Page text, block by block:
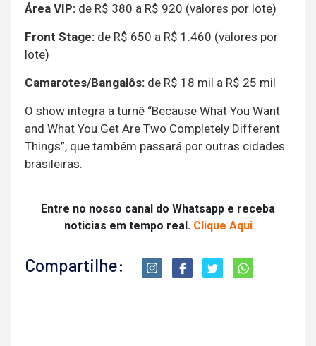
Área VIP: de R$ 380 a R$ 920 (valores por lote)
Front Stage: de R$ 650 a R$ 1.460 (valores por
lote)
Camarotes/Bangalôs: de R$ 18 mil a R$ 25 mil
O show integra a turnê “Because What You Want
and What You Get Are Two Completely Different
Things”, que também passará por outras cidades
brasileiras.
Entre no nosso canal do Whatsapp e receba
noticias em tempo real. Clique Aqui
Compartilhe: